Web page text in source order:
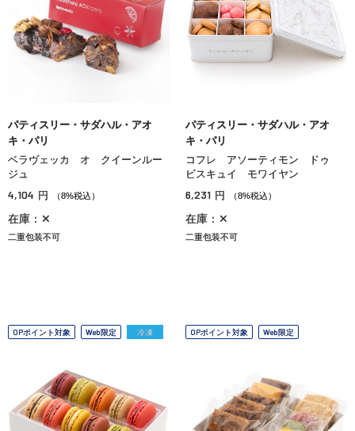
パティスリー・サダハル・アオ
キ・パリ
ベラヴェッカ オ クイーンルー
ジュ
4,104 円 （8%税込）
在庫：✕
二重包装不可
パティスリー・サダハル・アオ
キ・パリ
コフレ アソーティモン ドゥ
ビスキュイ モワイヤン
6,231 円 （8%税込）
在庫：✕
二重包装不可
OPポイント対象 Web限定 冷凍 OPポイント対象 Web限定